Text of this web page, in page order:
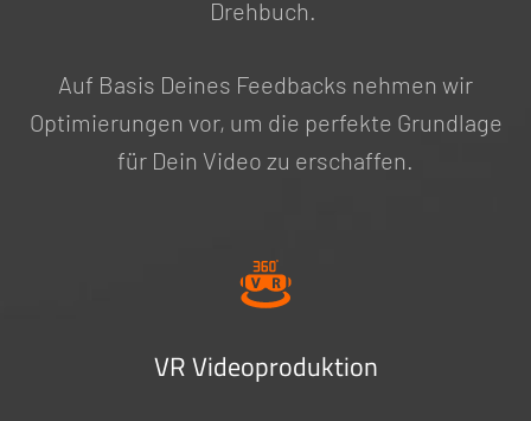
Drehbuch.
Auf Basis Deines Feedbacks nehmen wir
Optimierungen vor, um die perfekte Grundlage
für Dein Video zu erschaffen.
VR Videoproduktion